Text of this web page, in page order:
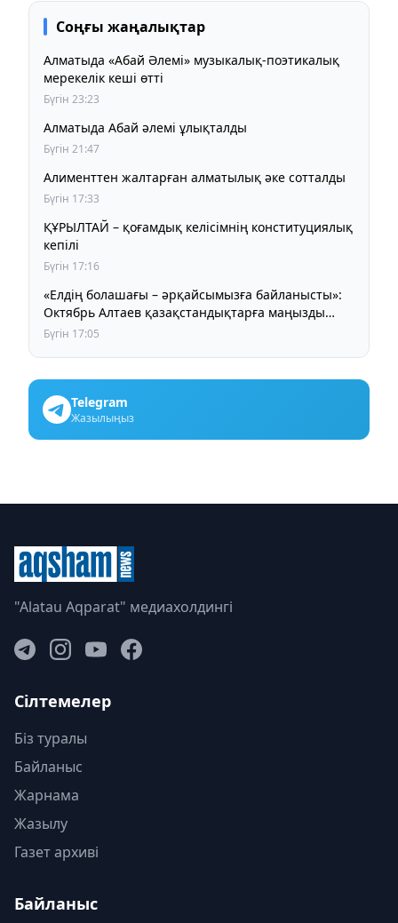
Соңғы жаңалықтар
Алматыда «Абай Әлемі» музыкалық-поэтикалық
мерекелік кеші өтті
Бүгін 23:23
Алматыда Абай әлемі ұлықталды
Бүгін 21:47
Алименттен жалтарған алматылық әке сотталды
Бүгін 17:33
ҚҰРЫЛТАЙ – қоғамдық келісімнің конституциялық
кепілі
Бүгін 17:16
«Елдің болашағы – әрқайсымызға байланысты»:
Октябрь Алтаев қазақстандықтарға маңызды
үндеу жасады
Бүгін 17:05
Telegram
Жазылыңыз
"Alatau Aqparat" медиахолдингі
Сілтемелер
Біз туралы
Байланыс
Жарнама
Жазылу
Газет архиві
Байланыс